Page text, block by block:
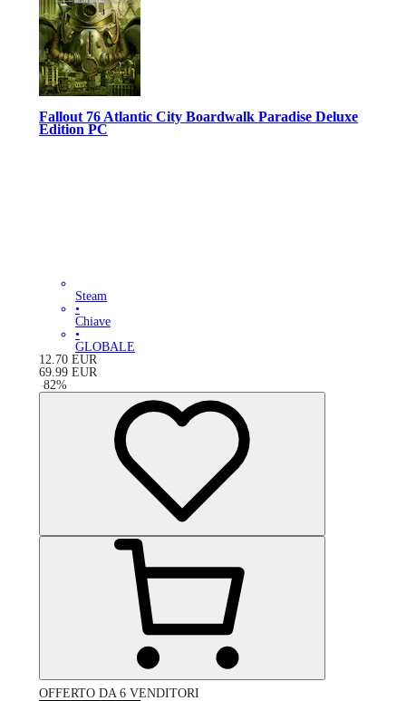
Fallout 76 Atlantic City Boardwalk Paradise Deluxe
Edition PC
Steam
•
Chiave
•
GLOBALE
12.70 EUR
69.99 EUR
-82%
OFFERTO DA 6 VENDITORI